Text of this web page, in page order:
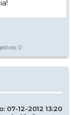
0
07-12-2012 13:20